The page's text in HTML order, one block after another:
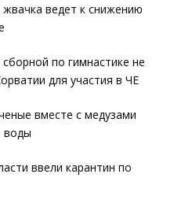
ведет к снижению
по гимнастике не
для участия в ЧЕ
вместе с медузами
воды
ввели карантин по